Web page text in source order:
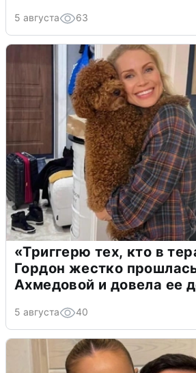
5 августа 63
«Триггерю тех, кто в
Гордон жестко
Ахмедовой и довела ее
5 августа 40